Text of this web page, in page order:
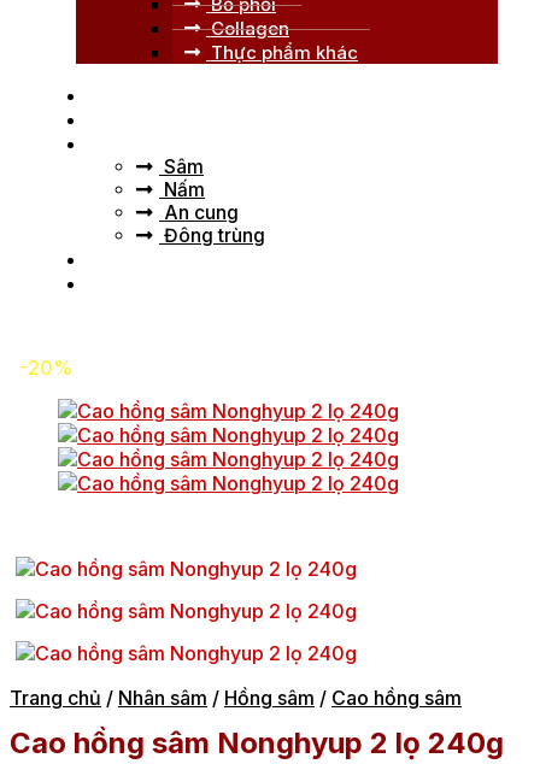
Collagen
Thực phẩm khác
Sâm
Nấm
An cung
Đông trùng
-20%
Trang chủ / Nhân sâm / Hồng sâm / Cao hồng sâm
Cao hồng sâm Nonghyup 2 lọ 240g